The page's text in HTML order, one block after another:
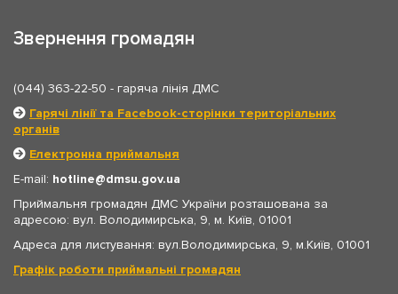
Звернення громадян
(044) 363-22-50 - гаряча лінія ДМС
Гарячі лінії та Facebook-сторінки територіальних
органів
Електронна приймальня
E-mail: hotline
dmsu.gov.ua
Приймальня громадян ДМС України розташована за
адресою: вул. Володимирська, 9, м. Київ, 01001
Адреса для листування: вул.Володимирська, 9, м.Київ, 01001
Графік роботи приймальні громадян